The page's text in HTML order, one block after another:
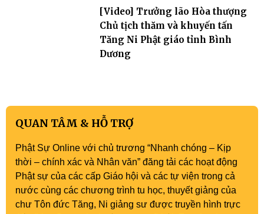
[Video] Trưởng lão Hòa thượng
Chủ tịch thăm và khuyến tấn
Tăng Ni Phật giáo tỉnh Bình
Dương
QUAN TÂM & HỖ TRỢ
Phật Sự Online với chủ trương “Nhanh chóng – Kịp
thời – chính xác và Nhân văn” đăng tải các hoạt động
Phật sự của các cấp Giáo hội và các tự viện trong cả
nước cùng các chương trình tu học, thuyết giảng của
chư Tôn đức Tăng, Ni giảng sư được truyền hình trực